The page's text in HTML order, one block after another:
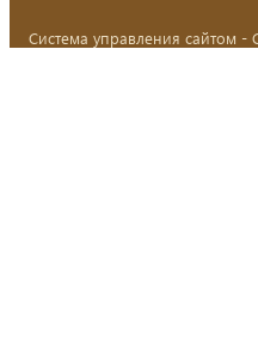
Система управления сайтом -